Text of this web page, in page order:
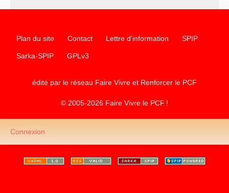
Plan du site Contact Lettre d'information SPIP
Sarka-SPIP GPLv3
édité par le réseau Faire Vivre et Renforcer le PCF
© 2005-2026 Faire Vivre le PCF !
Connexion